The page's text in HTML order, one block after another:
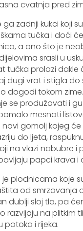
cvatnja pred
ga zadnji kukci koji
tučka i doći
a ono što je
srasli u
tučka prolazi
dugi vrat i stigla
dogodi tokom
se produžavati i
mesnati
gomolj kojeg će
do ljeta,
na vlazi nabubre
papci krava i
plodnicama koje
od smrzavanja
dublji sloj tla, pa
razvijaju na plitkim
potoka i rijeka.